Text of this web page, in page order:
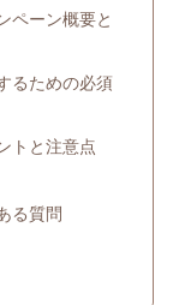
ペーン概要と
るための必須
トと注意点
る質問